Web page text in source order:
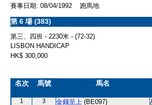
賽事日期: 08/04/1992 跑馬地
第 6 場 (383)
第三、四班 - 2230米 - (72-32)
LISBON HANDICAP
HK$ 300,000
名次 馬號 馬名
1 3 金錢至上 (BE097)